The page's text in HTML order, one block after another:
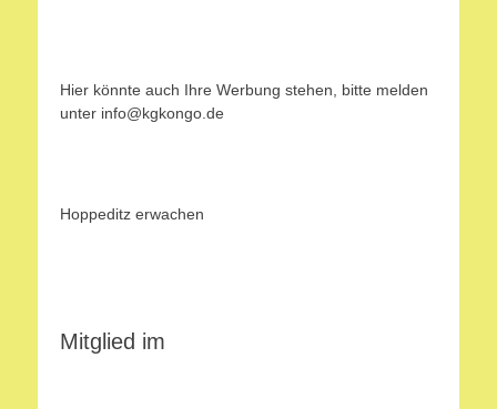
Hier könnte auch Ihre Werbung stehen, bitte melden
unter info@kgkongo.de
Hoppeditz erwachen
Mitglied im